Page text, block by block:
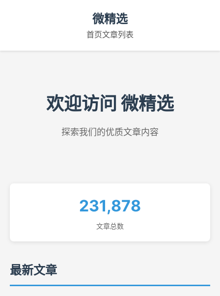
微精选
首页文章列表
欢迎访问 微精选
探索我们的优质文章内容
231,878
文章总数
最新文章